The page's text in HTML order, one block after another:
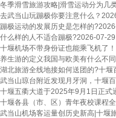
冬季滑雪旅游攻略|滑雪运动分为几
去武当山玩蹦极你要注意什么？
蹦极运动的发展历史是怎样的?
什么样的人不适合蹦极?2026-07-29
十堰机场不带身份证也能乘飞机了！
养生游的定义我国与欧美有什么不
湖北旅游全线地接如何送团的?十堰
武当山琼台附近发现月牙洞，十堰
十堰五衢大道于2025年9月1日正式
十堰各县（市、区）青年夜校课程
武当山机场客运量创历史新高|十堰